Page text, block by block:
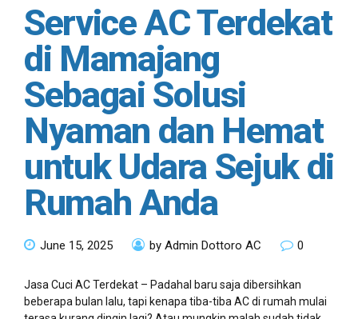
Service AC Terdekat
di Mamajang
Sebagai Solusi
Nyaman dan Hemat
untuk Udara Sejuk di
Rumah Anda
June 15, 2025 by Admin Dottoro AC 0
Jasa Cuci AC Terdekat – Padahal baru saja dibersihkan
beberapa bulan lalu, tapi kenapa tiba-tiba AC di rumah mulai